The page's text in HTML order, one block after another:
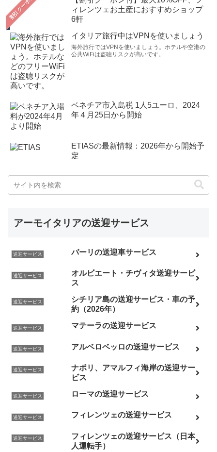
ィレンツェお土産におすすめショップ
6軒
イタリア旅行中はVPNを使いましょう
海外旅行ではVPNを使いましょう。ホテルや空港の
公共WiFiは盗聴リスクが高いです。
ベネチア市入島税 1人5ユーロ、2024
年４月25日から開始
ETIASの最新情報：2026年から開始予
定
アーモイタリアの送迎サービス
送迎サービス バーリの送迎車サービス
送迎サービス
オルビエート・チヴィタ送迎サービ
ス
送迎サービス
シチリア島の送迎サービス・車の予
約（2026年）
送迎サービス マテーラの送迎サービス
送迎サービス アルベロベッロの送迎サービス
送迎サービス
ナポリ、アマルフィ海岸の送迎サー
ビス
送迎サービス ローマの送迎サービス
送迎サービス フィレンツェの送迎サービス
送迎サービス
フィレンツェの送迎サービス（日本
人運転手）